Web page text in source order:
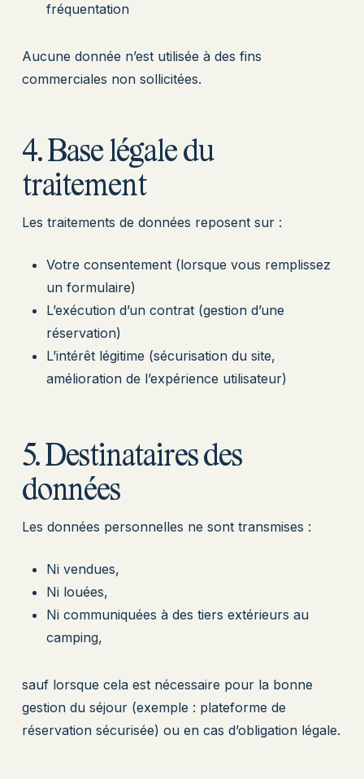
fréquentation
Aucune donnée n’est utilisée à des fins
commerciales non sollicitées.
4. Base légale du
traitement
Les traitements de données reposent sur :
Votre consentement (lorsque vous remplissez
un formulaire)
L’exécution d’un contrat (gestion d’une
réservation)
L’intérêt légitime (sécurisation du site,
amélioration de l’expérience utilisateur)
5. Destinataires des
données
Les données personnelles ne sont transmises :
Ni vendues,
Ni louées,
Ni communiquées à des tiers extérieurs au
camping,
sauf lorsque cela est nécessaire pour la bonne
gestion du séjour (exemple : plateforme de
réservation sécurisée) ou en cas d’obligation légale.